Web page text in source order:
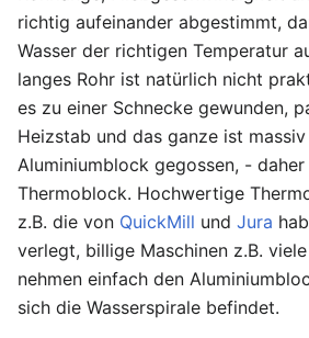
richtig aufeinander abgestimmt,
Wasser der richtigen Temperatur
langes Rohr ist natürlich nicht
es zu einer Schnecke gewunden,
Heizstab und das ganze ist
Aluminiumblock gegossen, -
Thermoblock. Hochwertige
z.B. die von QuickMill und Jura
verlegt, billige Maschinen z.B. viele
nehmen einfach den
sich die Wasserspirale befindet.